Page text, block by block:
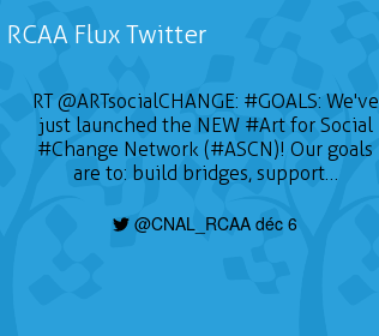
RCAA Flux Twitter
RT@ARTsocialCHANGE: #GOALS: We've
just launched the NEW #Artfor Social
#Change Network (#ASCN)! Our goals
are to: build bridges, support…
@CNAL_RCAA déc 6